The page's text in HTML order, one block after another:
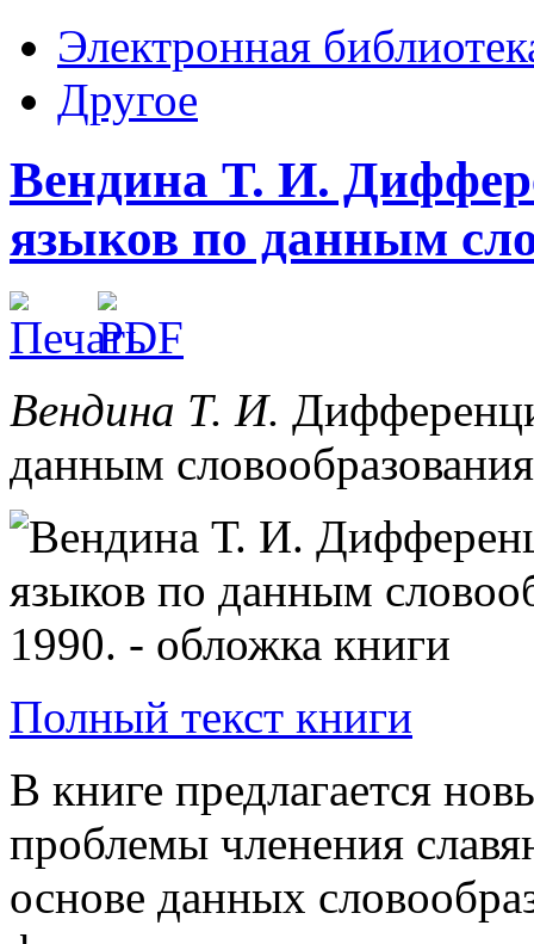
Электронная
Другое
Вендина Т. И.
языков по данным
Вендина Т. И.
данным
Полный текст книги
В книге предлагается
проблемы членения
основе данных